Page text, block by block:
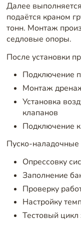
Далее
подаётся краном
тонн. Монтаж
седловые опоры.
После установки
Подключение
Монтаж
Установка
клапанов
Подключение
Пуско-
Опрессовку
Заполнение
Проверку
Настройку
Тестовый цикл